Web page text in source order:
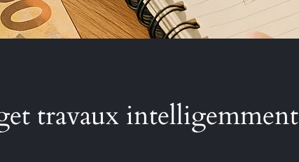
travaux intelligemment